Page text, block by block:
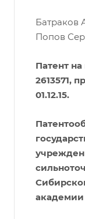
Батраков
Попов
Патент
2613571,
01.12.15.